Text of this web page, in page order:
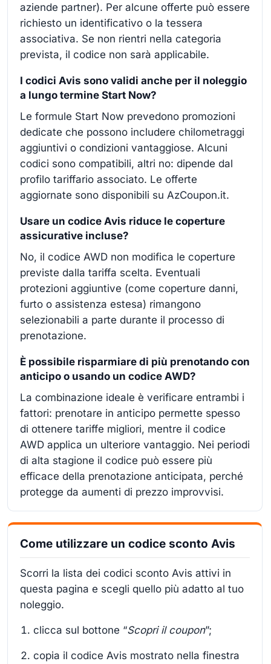
aziende partner). Per alcune offerte può essere
richiesto un identificativo o la tessera
associativa. Se non rientri nella categoria
prevista, il codice non sarà applicabile.
I codici Avis sono validi anche per il noleggio
a lungo termine Start Now?
Le formule Start Now prevedono promozioni
dedicate che possono includere chilometraggi
aggiuntivi o condizioni vantaggiose. Alcuni
codici sono compatibili, altri no: dipende dal
profilo tariffario associato. Le offerte
aggiornate sono disponibili su AzCoupon.it.
Usare un codice Avis riduce le coperture
assicurative incluse?
No, il codice AWD non modifica le coperture
previste dalla tariffa scelta. Eventuali
protezioni aggiuntive (come coperture danni,
furto o assistenza estesa) rimangono
selezionabili a parte durante il processo di
prenotazione.
È possibile risparmiare di più prenotando con
anticipo o usando un codice AWD?
La combinazione ideale è verificare entrambi i
fattori: prenotare in anticipo permette spesso
di ottenere tariffe migliori, mentre il codice
AWD applica un ulteriore vantaggio. Nei periodi
di alta stagione il codice può essere più
efficace della prenotazione anticipata, perché
protegge da aumenti di prezzo improvvisi.
Come utilizzare un codice sconto Avis
Scorri la lista dei codici sconto Avis attivi in
questa pagina e scegli quello più adatto al tuo
noleggio.
clicca sul bottone “Scopri il coupon”;
copia il codice Avis mostrato nella finestra